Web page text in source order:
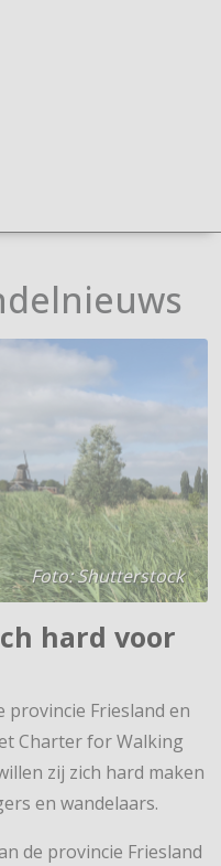
Foto: Shutterstock
hard voor
provincie Friesland en
Charter for Walking
zij zich hard maken
en wandelaars.
de provincie Friesland